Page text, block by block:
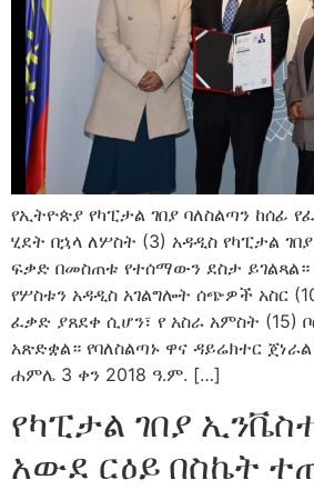
የኢትዮጵያ የካፒታል ገበያ ባለስልጣን ከሰፊ
ሂደት በኋላ ለሦስት (3) አዳዲስ የካፒታል
ፍቃድ በመስጠቱ የተሰማውን ደስታ
የሦስቱን አዳዲስ አገልግሎት ሰጭዎች አስር
ፈቃድ ያጸደቀ ሲሆን፣ የ አስራ አምስት (15)
አጽድቋል። የባለስልጣኑ ዋና ዳይሬክተር
ሐምሌ 3 ቀን 2018 ዓ.ም. […]
የካፒታል ገበያ
አውደ ርዕይ በስኬት